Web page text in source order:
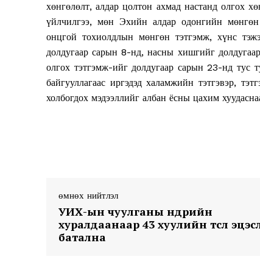
хөнгөлөлт, алдар цолтон ахмад настанд олгох
үйлчилгээ, мөн Эхийн алдар одонгийн
онцгой тохиолдлын мөнгөн тэтгэмж, хүнс
долдугаар сарын 8-нд, насны хишгийг
олгох тэтгэмж-ийг долдугаар сарын 23-нд тус
байгууллагаас иргэдэд халамжийн тэтгэвэр,
холбогдох мэдээллийг албан ёсны цахим
өмнөх нийтлэл
УИХ-ын чуулганы өнөөдрийн
хуралдаанаар 43 хуулийн төсөл
батална